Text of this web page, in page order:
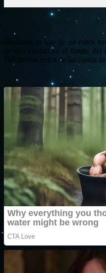
Mediante el uso de un robot
de una ciudad en el fondo
700 metros cerca de las costas